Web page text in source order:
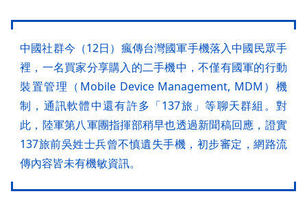
中國社群今（12日）瘋傳台灣國軍手機落入中國民眾手
裡，一名買家分享購入的二手機中，不僅有國軍的行動
裝置管理（Mobile Device Management, MDM）機
制，通訊軟體中還有許多「137旅」等聊天群組。對
此，陸軍第八軍團指揮部稍早也透過新聞稿回應，證實
137旅前吳姓士兵曾不慎遺失手機，初步審定，網路流
傳內容皆未有機敏資訊。